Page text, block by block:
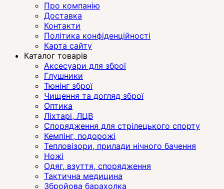
Про компанію
Доставка
Контакти
Політика конфіденційності
Карта сайту
Каталог товарів
Аксесуари для зброї
Глушники
Тюнінг зброї
Чищення та догляд зброї
Оптика
Ліхтарі, ЛЦВ
Спорядження для стрілецького спорту
Кемпінг, подорожі
Тепловізори, прилади нічного бачення
Ножі
Одяг, взуття, спорядження
Тактична медицина
Збройова барахолка